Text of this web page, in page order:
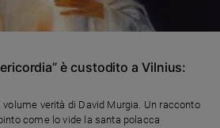
è custodito a Vilnius:
volume verità di David Murgia. Un racconto
come lo vide la santa polacca